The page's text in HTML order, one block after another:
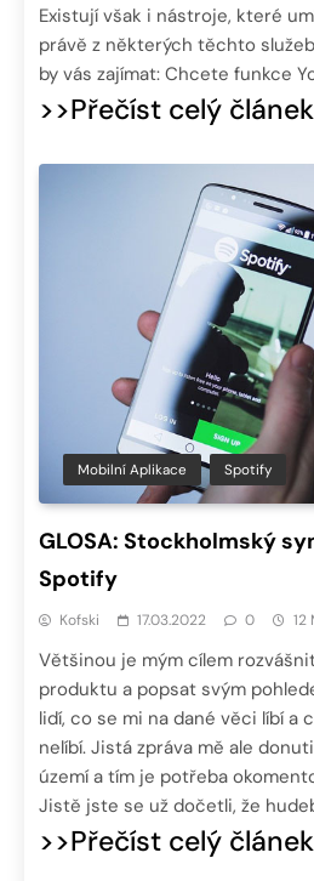
Existují však i nástroje, které
právě z některých těchto
by vás zajímat: Chcete funkce
>>Přečíst celý článek
Mobilní Aplikace Spotify
GLOSA: Stockholmský
Spotify
Kofski 17.03.2022 0 12
Většinou je mým cílem
produktu a popsat svým
lidí, co se mi na dané věci líbí a
nelíbí. Jistá zpráva mě ale
území a tím je potřeba
Jistě jste se už dočetli, že
>>Přečíst celý článek